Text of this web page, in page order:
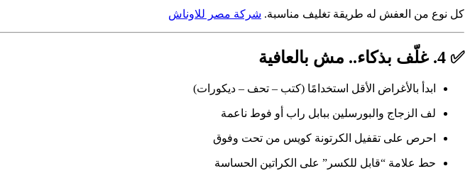
كل نوع من العفش له طريقة تغليف مناسبة. شركة مصر للاوناش
✅ 4. غلّف بذكاء.. مش بالعافية
ابدأ بالأغراض الأقل استخدامًا (كتب – تحف – ديكورات)
لف الزجاج والبورسلين ببابل راب أو فوط ناعمة
احرص على تقفيل الكرتونة كويس من تحت وفوق
حط علامة “قابل للكسر” على الكراتين الحساسة